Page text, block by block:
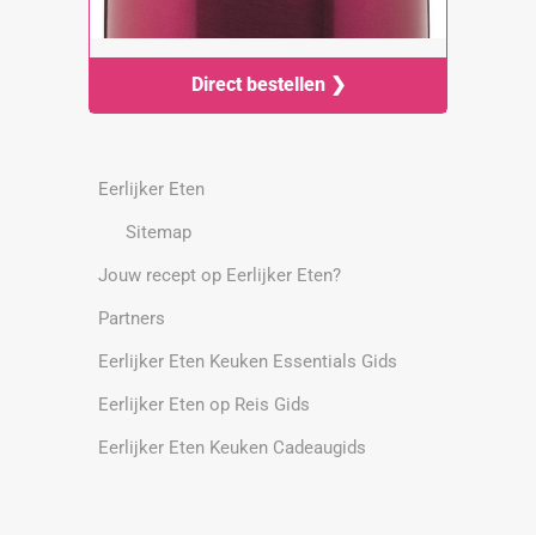
Direct bestellen ❯
Eerlijker Eten
Sitemap
Jouw recept op Eerlijker Eten?
Partners
Eerlijker Eten Keuken Essentials Gids
Eerlijker Eten op Reis Gids
Eerlijker Eten Keuken Cadeaugids